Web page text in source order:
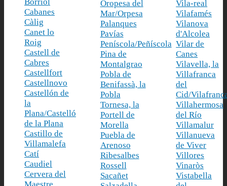
Cabanes
Càlig
Canet lo
Roig
Castell de
Cabres
Castellfort
Castellnovo
Castellón de
la
Plana/Castelló
de la Plana
Castillo de
Villamalefa
Catí
Caudiel
Cervera del
Maestre
Oropesa del
Mar/Orpesa
Palanques
Pavías
Peníscola/Peñíscola
Pina de
Montalgrao
Pobla de
Benifassà, la
Pobla
Tornesa, la
Portell de
Morella
Puebla de
Arenoso
Ribesalbes
Rossell
Sacañet
Vila-real
Vilafamés
Vilanova
d'Alcolea
Vilar de
Canes
Vilavella, la
Villafranca
del
Cid/
Villahermosa
del Río
Villamalur
Villanueva
de Viver
Villores
Vinaròs
Vistabella